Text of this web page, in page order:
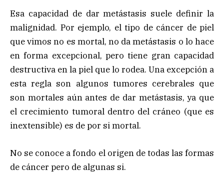
Esa capacidad de dar metástasis suele definir la
malignidad. Por ejemplo, el tipo de cáncer de piel
que vimos no es mortal, no da metástasis o lo hace
en forma excepcional, pero tiene gran capacidad
destructiva en la piel que lo rodea. Una excepción a
esta regla son algunos tumores cerebrales que
son mortales aún antes de dar metástasis, ya que
el crecimiento tumoral dentro del cráneo (que es
inextensible) es de por si mortal.
No se conoce a fondo el origen de todas las formas
de cáncer pero de algunas si.